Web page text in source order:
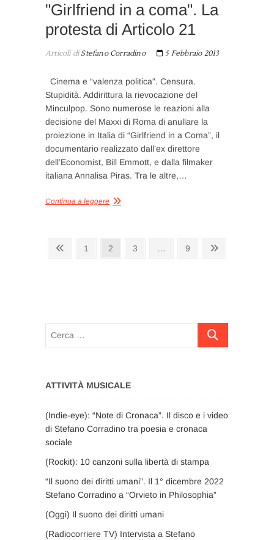
"Girlfriend in a coma". La
protesta di Articolo 21
Articoli diStefano Corradino 5 Febbraio 2013
Cinema e “valenza politica”. Censura.
Stupidità. Addirittura la rievocazione del
Minculpop. Sono numerose le reazioni alla
decisione del Maxxi di Roma di anullare la
proiezione in Italia di “Girlfriend in a Coma”, il
documentario realizzato dall’ex direttore
dell’Economist, Bill Emmott, e dalla filmaker
italiana Annalisa Piras. Tra le altre,…
Continua a leggere
Paginazione
PaginaPagina
1 Pagina
2 Pagina
3 … Pagina
9
Pagina
Cerca
ATTIVITÀ MUSICALE
(Indie-eye): “Note di Cronaca”. Il disco e i video
di Stefano Corradino tra poesia e cronaca
sociale
(Rockit): 10 canzoni sulla libertà di stampa
“Il suono dei diritti umani”. Il 1° dicembre 2022
Stefano Corradino a “Orvieto in Philosophia”
(Oggi) Il suono dei diritti umani
(Radiocorriere TV) Intervista a Stefano